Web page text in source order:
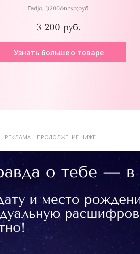
Fadjo, 3200&nbsp;руб.
3 200 руб.
Узнать больше о товаре
РЕКЛАМА – ПРОДОЛЖЕНИЕ НИЖЕ